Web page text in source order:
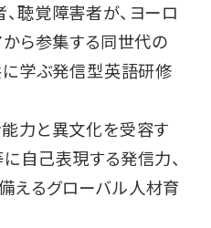
聴覚障害者が、ヨーロ
から参集する同世代の
に学ぶ発信型英語研修
力と異文化を受容す
自己表現する発信力、
えるグローバル人材育